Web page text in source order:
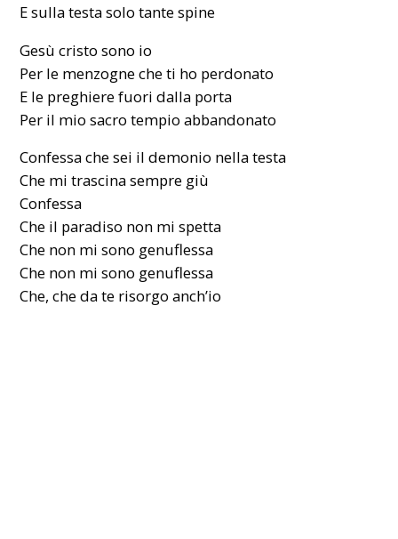
E sulla testa solo tante spine
Gesù cristo sono io
Per le menzogne che ti ho perdonato
E le preghiere fuori dalla porta
Per il mio sacro tempio abbandonato
Confessa che sei il demonio nella testa
Che mi trascina sempre giù
Confessa
Che il paradiso non mi spetta
Che non mi sono genuflessa
Che non mi sono genuflessa
Che, che da te risorgo anch’io